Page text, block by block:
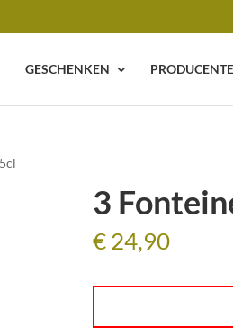
GESCHENKEN
3
€24,90